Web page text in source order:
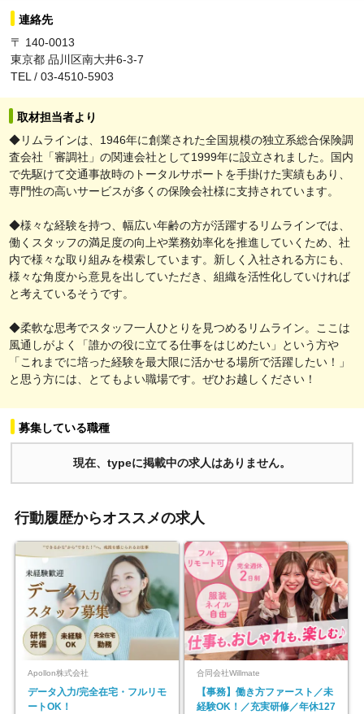
連絡先
〒 140-0013
東京都 品川区南大井6-3-7
TEL / 03-4510-5903
取材担当者より
◆リムラインは、1946年に創業された全国規模の独立系総合保険調
査会社「審調社」の関連会社として1999年に設立されました。国内
で先駆けて交通事故時のトータルサポートを手掛けた実績もあり、
専門性の高いサービスが多くの保険会社様に支持されています。
◆様々な経験を持つ、幅広い年齢の方が活躍するリムラインでは、
働くスタッフの満足度の向上や業務効率化を推進していくため、社
内で様々な取り組みを模索しています。新しく入社される方にも、
様々な角度から意見を出していただき、組織を活性化していければ
と考えているそうです。
◆柔軟な思考でスタッフ一人ひとりを見つめるリムライン。ここは
風通しがよく「誰かの役に立てる仕事をはじめたい」という方や
「これまでに培った経験を最大限に活かせる場所で活躍したい！」
と思う方には、とてもよい職場です。ぜひお越しください！
募集している職種
現在、typeに掲載中の求人はありません。
行動履歴からオススメの求人
Apollon株式会社
データ入力/完全在宅・フルリモ
ートOK！
合同会社Willmate
【事務】働き方ファースト／未
経験OK！／充実研修／年休127